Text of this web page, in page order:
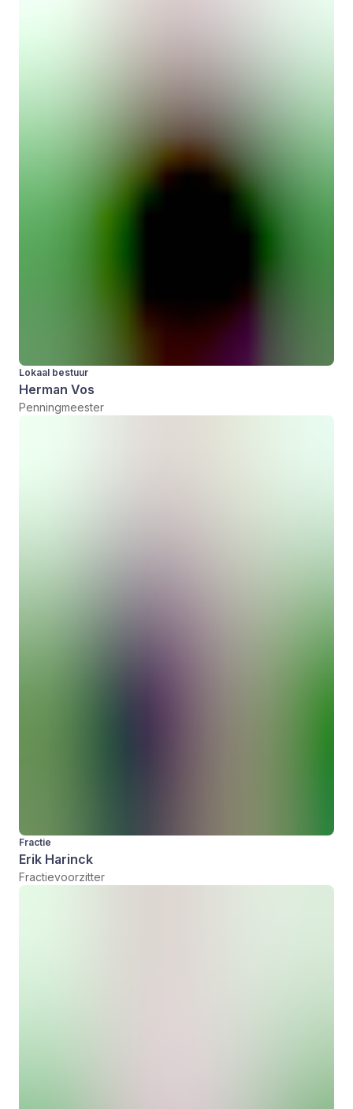
Lokaal bestuur
Herman Vos
Penningmeester
Fractie
Erik Harinck
Fractievoorzitter